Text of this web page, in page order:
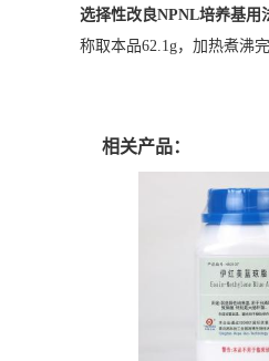
选择性改良NPNL培养基用
称取本品62.1g，加热煮沸
相关产品：